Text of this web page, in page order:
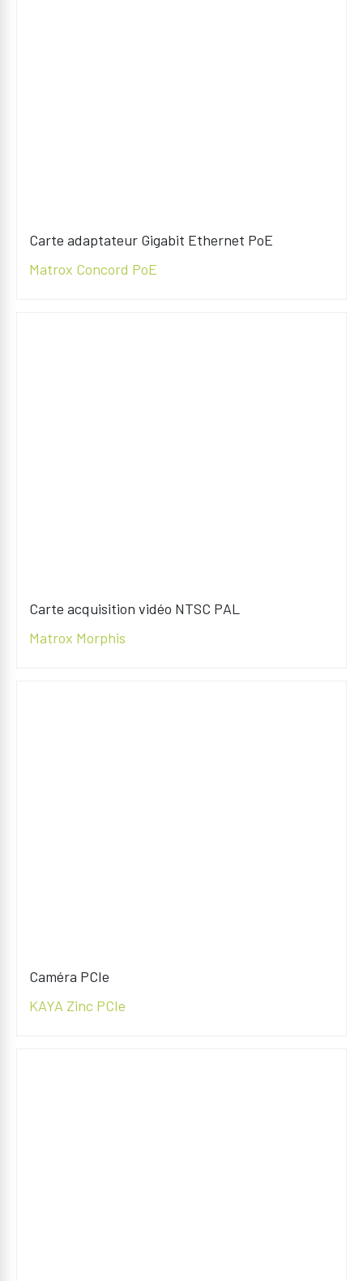
Carte adaptateur Gigabit Ethernet PoE
Matrox Concord PoE
Carte acquisition vidéo NTSC PAL
Matrox Morphis
Caméra PCIe
KAYA Zinc PCIe